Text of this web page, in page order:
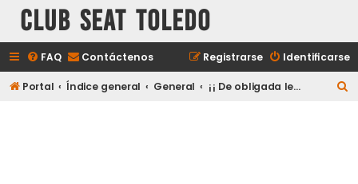
Club Seat Toledo
FAQ Contáctenos Identificarse
Registrarse
Portal Índice general General ¡¡ De obligada lectura a todos los nuevos usuarios !!